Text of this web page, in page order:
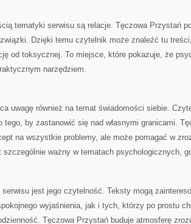
tematyki serwisu są relacje. Tęczowa Przystań
Dzięki temu czytelnik może znaleźć tu
od toksycznej. To miejsce, które pokazuje, że
narzędziem.
uwagę również na temat świadomości siebie.
tego, by zastanowić się nad własnymi granicami.
na wszystkie problemy, ale może pomagać w
szczególnie ważny w tematach psychologicznych,
serwisu jest jego czytelność. Teksty mogą
wyjaśnienia, jak i tych, którzy po prostu
Tęczowa Przystań buduje atmosferę